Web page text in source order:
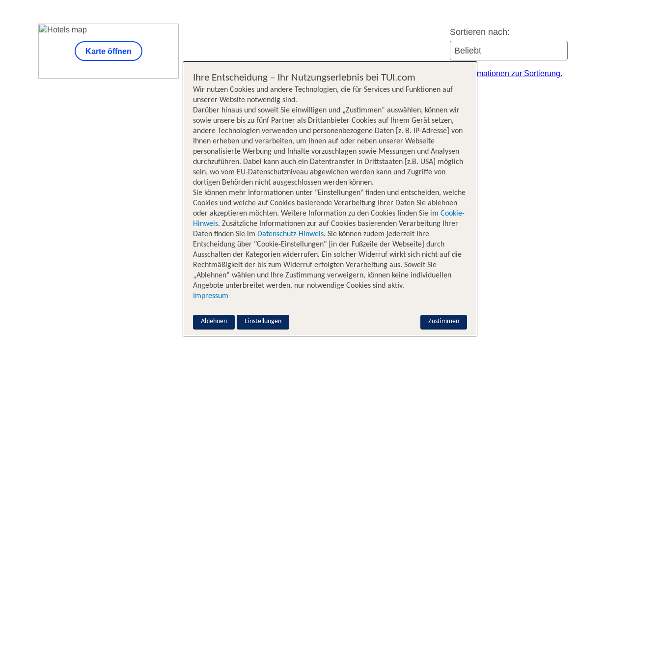
Sortieren nach:
Unsere Suchergebnisse werden nach verschiedenen Kriterien sortiert. Weitere Informationen zur Sortierung.
Karte öffnen
Ihre Entscheidung – Ihr Nutzungserlebnis bei TUI.com
Wir nutzen Cookies und andere Technologien, die für Services und Funktionen auf
unserer Website notwendig sind.
Darüber hinaus und soweit Sie einwilligen und „Zustimmen“ auswählen, können wir
sowie unsere bis zu fünf Partner als Drittanbieter Cookies auf Ihrem Gerät setzen,
andere Technologien verwenden und personenbezogene Daten [z. B. IP-Adresse] von
Ihnen erheben und verarbeiten, um Ihnen auf oder neben unserer Webseite
personalisierte Werbung und Inhalte vorzuschlagen sowie Messungen und Analysen
durchzuführen. Dabei kann auch ein Datentransfer in Drittstaaten [z.B. USA] möglich
sein, wo vom EU-Datenschutzniveau abgewichen werden kann und Zugriffe von
dortigen Behörden nicht ausgeschlossen werden können.
Sie können mehr Informationen unter "Einstellungen" finden und entscheiden, welche
Cookies und welche auf Cookies basierende Verarbeitung Ihrer Daten Sie ablehnen
oder akzeptieren möchten. Weitere Information zu den Cookies finden Sie im Cookie-
Hinweis. Zusätzliche Informationen zur auf Cookies basierenden Verarbeitung Ihrer
Daten finden Sie im Datenschutz-Hinweis. Sie können zudem jederzeit Ihre
Entscheidung über "Cookie-Einstellungen" [in der Fußzeile der Webseite] durch
Ausschalten der Kategorien widerrufen. Ein solcher Widerruf wirkt sich nicht auf die
Rechtmäßigkeit der bis zum Widerruf erfolgten Verarbeitung aus. Soweit Sie
„Ablehnen“ wählen und Ihre Zustimmung verweigern, können keine individuellen
Angebote unterbreitet werden, nur notwendige Cookies sind aktiv.
Impressum
Zustimmen
Ablehnen Einstellungen